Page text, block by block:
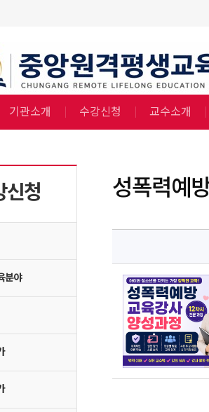
기관소개 수강신청 교수소개
신청
분야
성폭력예